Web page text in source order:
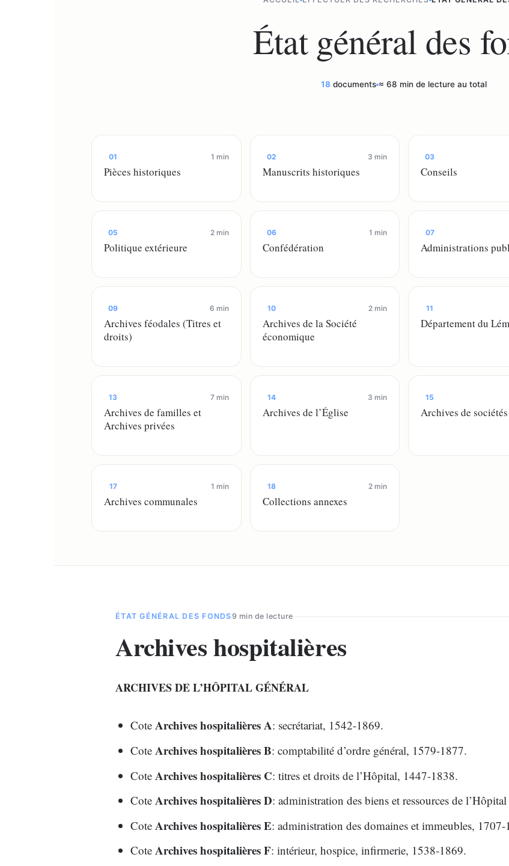
État général des
18 documents ≈ 68 min de lecture au total
01 1 min
Pièces historiques
02 3 min
Manuscrits historiques
03
Conseils
05 2 min
Politique extérieure
06 1 min
Confédération
07
Administrations
09 6 min
Archives féodales (Titres et
droits)
10 2 min
Archives de la Société
économique
11
Département du
13 7 min
Archives de familles et
Archives privées
14 3 min
Archives de l’Église
15
Archives de sociétés
17 1 min
Archives communales
18 2 min
Collections annexes
ÉTAT GÉNÉRAL DES FONDS9 min de lecture
Archives hospitalières
ARCHIVES DE L’HÔPITAL GÉNÉRAL
Cote Archives hospitalières A: secrétariat, 1542-1869.
Cote Archives hospitalières B: comptabilité d’ordre général, 1579-1877.
Cote Archives hospitalières C: titres et droits de l’Hôpital, 1447-1838.
Cote Archives hospitalières D: administration des biens et ressources de
Cote Archiveshospitalières E: administration des domaines et immeubles,
Cote Archives hospitalières F: intérieur, hospice, infirmerie, 1538-1869.